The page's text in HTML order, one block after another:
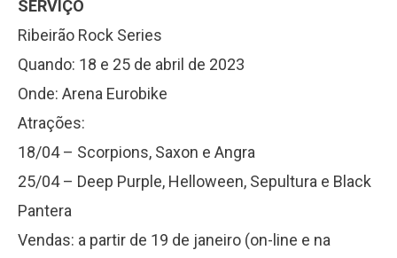
SERVIÇO
Ribeirão Rock Series
Quando: 18 e 25 de abril de 2023
Onde: Arena Eurobike
Atrações:
18/04 – Scorpions, Saxon e Angra
25/04 – Deep Purple, Helloween, Sepultura e Black
Pantera
Vendas: a partir de 19 de janeiro (on-line e na